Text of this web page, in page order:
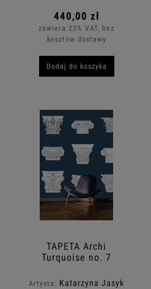
440,00 zł
zawiera 23% VAT, bez
kosztów dostawy
Dodaj do koszyka
TAPETA Archi
Turquoise no. 7
Artysta: Katarzyna Jasyk